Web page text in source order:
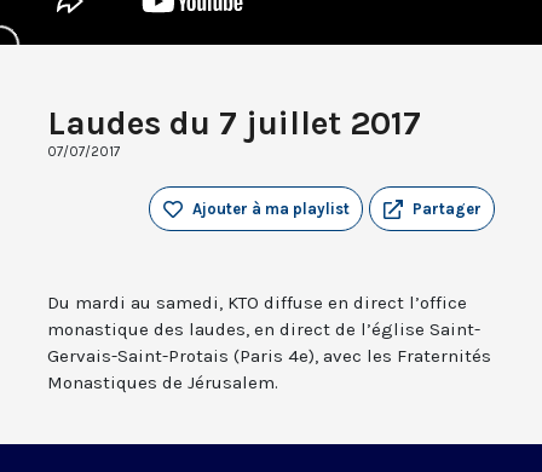
Laudes du 7 juillet 2017
07/07/2017
Partager
Ajouter à ma playlist
Du mardi au samedi, KTO diffuse en direct l’office
monastique des laudes, en direct de l’église Saint-
Gervais-Saint-Protais (Paris 4e), avec les Fraternités
Monastiques de Jérusalem.